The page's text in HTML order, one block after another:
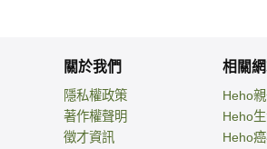
關於我們
隱私權政策
著作權聲明
徵才資訊
相關
Heho
Heho
Heho